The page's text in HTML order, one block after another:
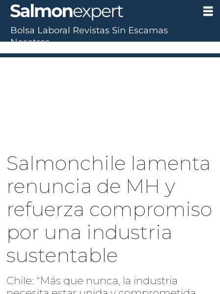
Salmonchile lamenta
renuncia de MH y
refuerza compromiso
por una industria
sustentable
Chile: “Más que nunca, la industria
Bolsa Laboral Revistas Sin Escamas
Nosotros